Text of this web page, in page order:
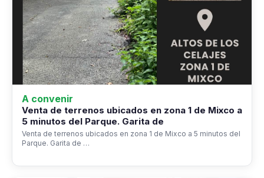
A convenir
Venta de terrenos ubicados en zona 1 de Mixco a
5 minutos del Parque. Garita de
Venta de terrenos ubicados en zona 1 de Mixco a 5 minutos del
Parque. Garita de …